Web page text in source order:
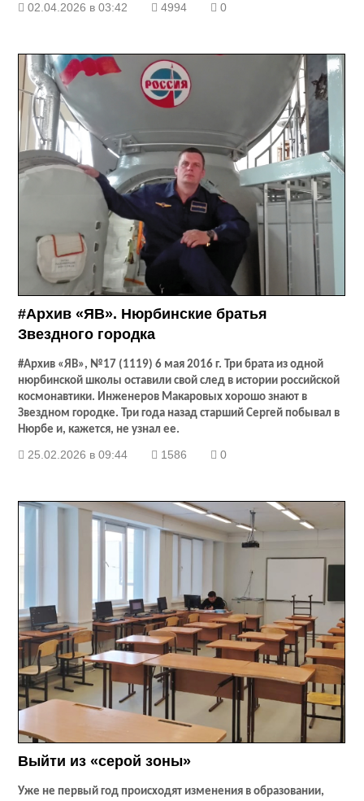
02.04.2026 в 03:42 4994 0
#Архив «ЯВ». Нюрбинские братья
Звездного городка
#Архив «ЯВ», №17 (1119) 6 мая 2016 г. Три брата из одной
нюрбинской школы оставили свой след в истории российской
космонавтики. Инженеров Макаровых хорошо знают в
Звездном городке. Три года назад старший Сергей побывал в
Нюрбе и, кажется, не узнал ее.
25.02.2026 в 09:44 1586 0
Выйти из «серой зоны»
Уже не первый год происходят изменения в образовании,